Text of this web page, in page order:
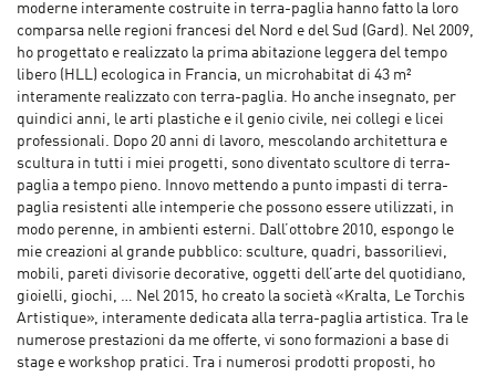
moderne interamente costruite in terra-paglia hanno fatto la loro
comparsa nelle regioni francesi del Nord e del Sud (Gard). Nel 2009,
ho progettato e realizzato la prima abitazione leggera del tempo
libero (HLL) ecologica in Francia, un microhabitat di 43 m²
interamente realizzato con terra-paglia. Ho anche insegnato, per
quindici anni, le arti plastiche e il genio civile, nei collegi e licei
professionali. Dopo 20 anni di lavoro, mescolando architettura e
scultura in tutti i miei progetti, sono diventato scultore di terra-
paglia a tempo pieno. Innovo mettendo a punto impasti di terra-
paglia resistenti alle intemperie che possono essere utilizzati, in
modo perenne, in ambienti esterni. Dall’ottobre 2010, espongo le
mie creazioni al grande pubblico: sculture, quadri, bassorilievi,
mobili, pareti divisorie decorative, oggetti dell’arte del quotidiano,
gioielli, giochi, … Nel 2015, ho creato la società «Kralta, Le Torchis
Artistique», interamente dedicata alla terra-paglia artistica. Tra le
numerose prestazioni da me offerte, vi sono formazioni a base di
stage e workshop pratici. Tra i numerosi prodotti proposti, ho